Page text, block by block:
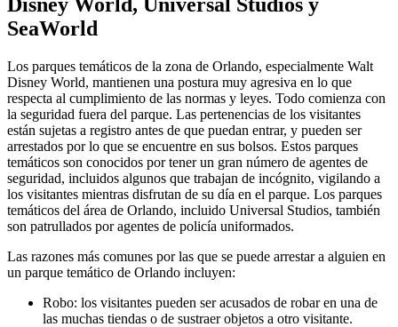
SeaWorld
Los parques temáticos de la zona de Orlando, especialmente Walt
Disney World, mantienen una postura muy agresiva en lo que
respecta al cumplimiento de las normas y leyes. Todo comienza con
la seguridad fuera del parque. Las pertenencias de los visitantes
están sujetas a registro antes de que puedan entrar, y pueden ser
arrestados por lo que se encuentre en sus bolsos. Estos parques
temáticos son conocidos por tener un gran número de agentes de
seguridad, incluidos algunos que trabajan de incógnito, vigilando a
los visitantes mientras disfrutan de su día en el parque. Los parques
temáticos del área de Orlando, incluido Universal Studios, también
son patrullados por agentes de policía uniformados.
Las razones más comunes por las que se puede arrestar a alguien en
un parque temático de Orlando incluyen:
Robo: los visitantes pueden ser acusados de robar en una de
las muchas tiendas o de sustraer objetos a otro visitante.